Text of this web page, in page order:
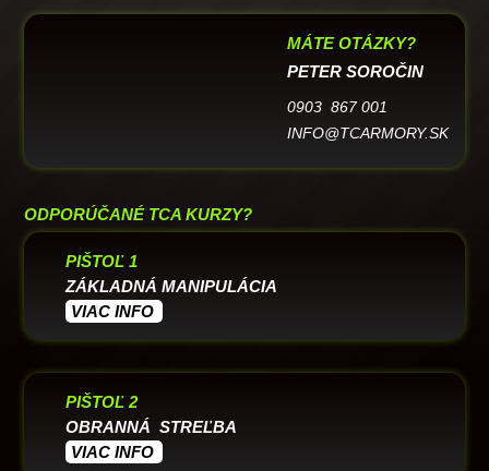
MÁTE OTÁZKY?
PETER SOROČIN
0903 867 001
INFO@TCARMORY.SK
ODPORÚČANÉ TCA KURZY?
PIŠTOĽ 1
ZÁKLADNÁ MANIPULÁCIA
VIAC INFO
PIŠTOĽ 2
OBRANNÁ STREĽBA
VIAC INFO